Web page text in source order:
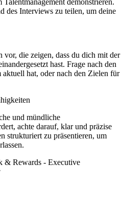
des Interviews zu teilen, um deine
vor, die zeigen, dass du dich mit der
hast. Frage nach den
aktuell hat, oder nach den Zielen für
und mündliche
achte darauf, klar und präzise
strukturiert zu präsentieren, um
& Rewards - Executive